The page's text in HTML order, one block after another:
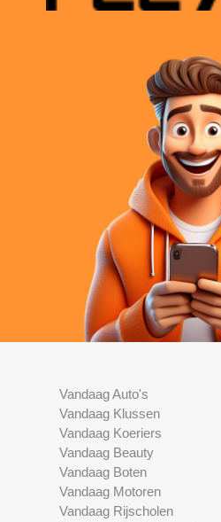
Vandaag Auto's
Vandaag Klussen
Vandaag Koeriers
Vandaag Beauty
Vandaag Boten
Vandaag Motoren
Vandaag Rijscholen